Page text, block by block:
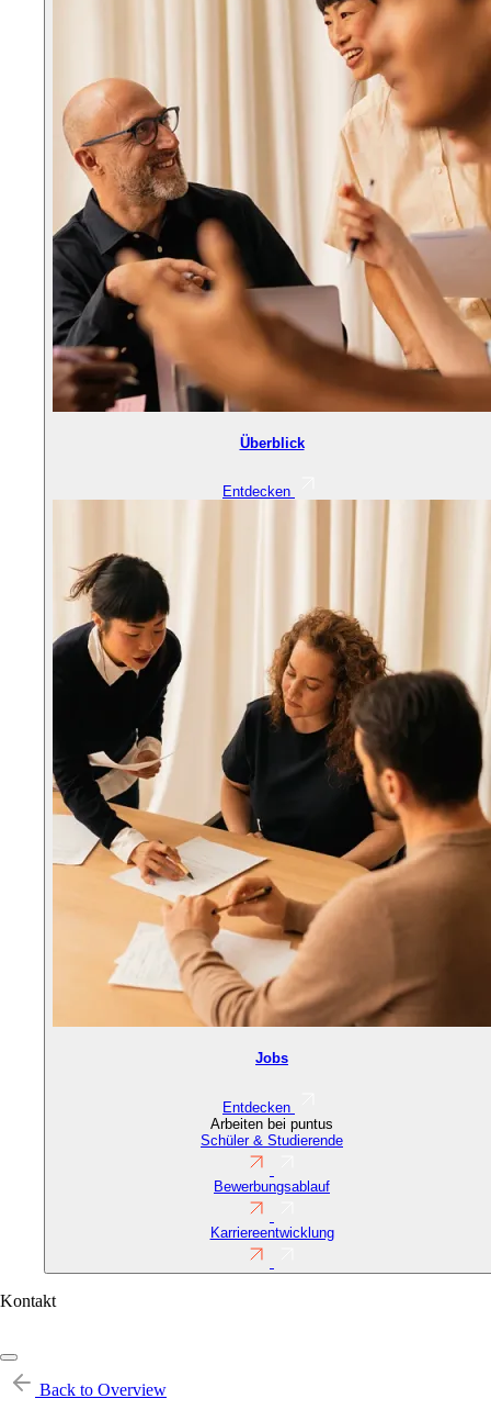
Skip
Überblick
Entdecken
Jobs
Entdecken
Arbeiten bei puntus
Schüler & Studierende
Bewerbungsablauf
Karriereentwicklung
Contact
Kontakt
Back to Overview